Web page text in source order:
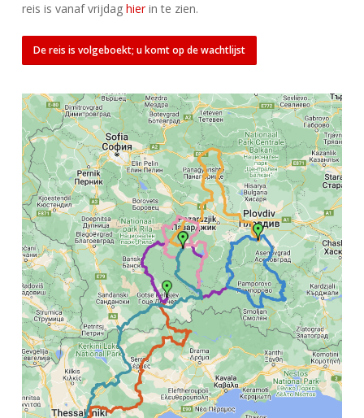
reis is vanaf vrijdag hierin te zien.
De reis is volgeboekt; u komt op de wachtlijst